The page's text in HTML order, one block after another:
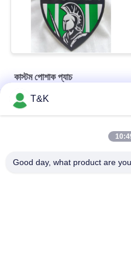
কাস্টম পোশাক প্যাচ
ক্রীড়া পরা জন্য টেকসই কাস্টম পোশাক প্যাচ
T&K
Good day, what product are